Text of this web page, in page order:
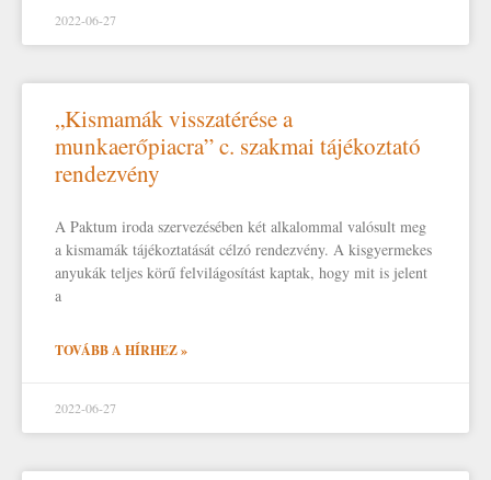
2022-06-27
„Kismamák visszatérése a
munkaerőpiacra” c. szakmai tájékoztató
rendezvény
A Paktum iroda szervezésében két alkalommal valósult meg
a kismamák tájékoztatását célzó rendezvény. A kisgyermekes
anyukák teljes körű felvilágosítást kaptak, hogy mit is jelent
a
TOVÁBB A HÍRHEZ »
2022-06-27